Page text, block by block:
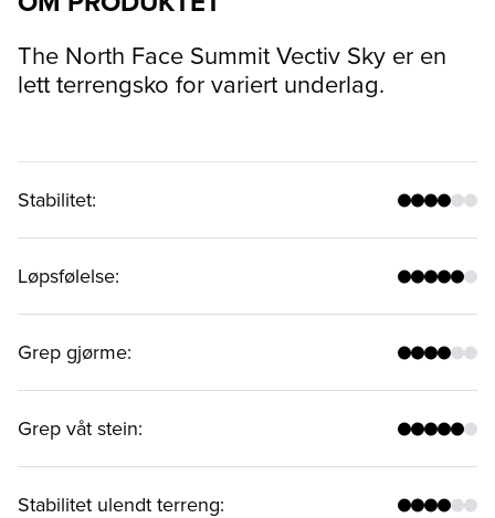
The North Face Summit Vectiv Sky er en
lett terrengsko for variert underlag.
Stabilitet:
Løpsfølelse:
Grep gjørme:
Grep våt stein:
Stabilitet ulendt terreng: